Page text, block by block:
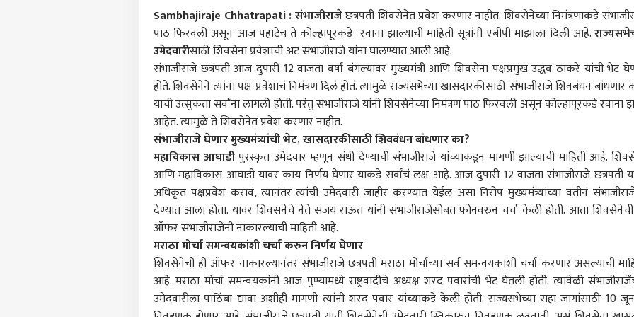
Sambhajiraje Chhatrapati :संभाजीराजेछत्रपती शिवसेनेत प्रवेश करणार नाहीत. शिवसेनेच्या निमंत्रणाकडे
पाठ फिरवली असून आज पहाटेच ते कोल्हापूरकडे रवाना झाल्याची माहिती सूत्रांनी एबीपी माझाला दिली आहे.
उमेदवारीसाठी शिवसेना प्रवेशाची अट संभाजीराजे यांना घालण्यात आली आहे.
संभाजीराजे छत्रपती आज दुपारी 12 वाजता वर्षा बंगल्यावर मुख्यमंत्री आणि शिवसेना पक्षप्रमुख उद्धव ठाकरे यांची भेट
होते. शिवसेनेने त्यांना पक्ष प्रवेशाचं निमंत्रण दिलं होतं. त्यामुळे राज्यसभेच्या खासदारकीसाठी संभाजीराजे शिवबंधन बांधणार
याची उत्सुकता सर्वांना लागली होती. परंतु संभाजीराजे यांनी शिवसेनेच्या निमंत्रण पाठ फिरवली असून कोल्हापूरकडे रवाना
आहेत. त्यामुळे ते शिवसेनेत प्रवेश करणार नाहीत.
संभाजीराजे घेणार मुख्यमंत्र्यांची भेट, खासदारकीसाठी शिवबंधन बांधणार का?
महाविकास आघाडीपुरस्कृत उमेदवार म्हणून संधी देण्याची संभाजीराजे यांच्याकडून मागणी झाल्याची माहिती आहे.
आणि महाविकास आघाडी यावर काय निर्णय घेणार याकडे सर्वांचं लक्ष आहे. आज दुपारी 12 वाजता संभाजीराजे छत्रपती
अधिकृत पक्षप्रवेश करावं, त्यानंतर त्यांची उमेदवारी जाहीर करण्यात येईल असा निरोप मुख्यमंत्र्यांच्या वतीनं
देण्यात आला होता. यावर शिवसनेचे नेते संजय राऊत यांनी संभाजीराजेंसोबत फोनवरुन चर्चा केली होती. आता
ऑफर संभाजीराजेंनी नाकारल्याची माहिती आहे.
मराठा मोर्चा समन्वयकांशी चर्चा करुन निर्णय घेणार
शिवसेनेची ही ऑफर नाकारल्यानंतर संभाजीराजे छत्रपती मराठा मोर्चाच्या सर्व समन्वयकांशी चर्चा करणार असल्याची
आहे. मराठा मोर्चा समन्वयकांनी आज पुण्यामध्ये राष्ट्रवादीचे अध्यक्ष शरद पवारांची भेट घेतली होती. त्यावेळी
उमेदवारीला पाठिंबा द्यावा अशीही मागणी त्यांनी शरद पवार यांच्याकडे केली होती. राज्यसभेच्या सहा जागांसाठी 10
पर्सनल कॉर्नर